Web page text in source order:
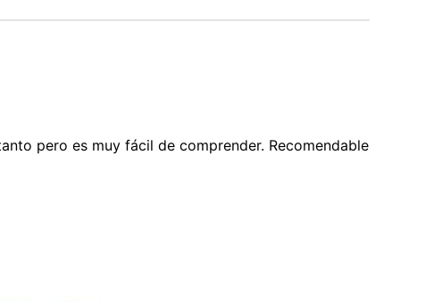
pero es muy fácil de comprender. Recomendable